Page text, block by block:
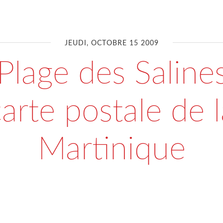
JEUDI, OCTOBRE 15 2009
des
postale de
Martinique